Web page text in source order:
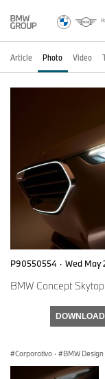
Article Photo Video
P90550554 · Wed May
BMW Concept
DOWNLOAD
Corporativo · BMW Design